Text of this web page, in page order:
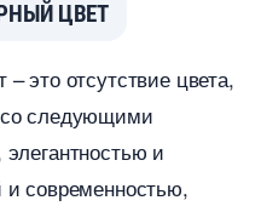
ЦВЕТ
это отсутствие цвета,
со следующими
и
и современностью,